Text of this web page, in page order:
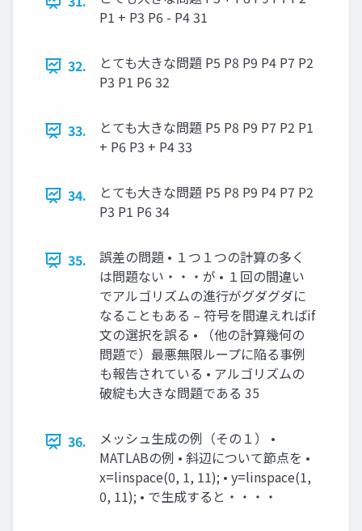
P1 + P3 P6 - P4 31
32.
とても大きな問題 P5 P8 P9 P4 P7 P2
P3 P1 P6 32
33.
とても大きな問題 P5 P8 P9 P7 P2 P1
+ P6 P3 + P4 33
34.
とても大きな問題 P5 P8 P9 P4 P7 P2
P3 P1 P6 34
35.
誤差の問題 • １つ１つの計算の多く
は問題ない・・・が • １回の間違い
でアルゴリズムの進行がグダグダに
なることもある – 符号を間違えればif
文の選択を誤る • （他の計算幾何の
問題で）最悪無限ループに陥る事例
も報告されている • アルゴリズムの
破綻も大きな問題である 35
36.
メッシュ生成の例（その１） •
MATLABの例 • 斜辺について節点を •
x=linspace(0, 1, 11); • y=linspace(1,
0, 11); • で生成すると・・・・